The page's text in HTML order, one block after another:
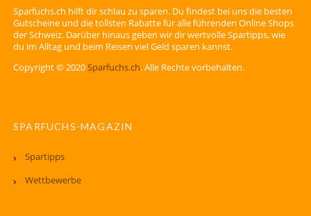
Sparfuchs.ch hilft dir schlau zu sparen. Du findest bei uns die besten
Gutscheine und die tollsten Rabatte für alle führenden Online Shops
der Schweiz. Darüber hinaus geben wir dir wertvolle Spartipps, wie
du im Alltag und beim Reisen viel Geld sparen kannst.
Copyright © 2020Sparfuchs.ch. Alle Rechte vorbehalten.
SPARFUCHS-MAGAZIN
Spartipps
Wettbewerbe